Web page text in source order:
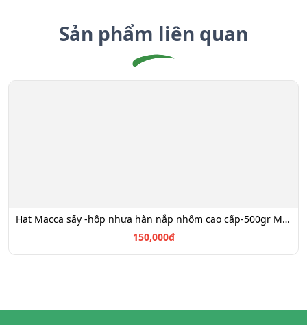
Sản phẩm liên quan
Hạt Macca sấy -hộp nhựa hàn nắp nhôm cao cấp-500gr Mã HP
150,000đ